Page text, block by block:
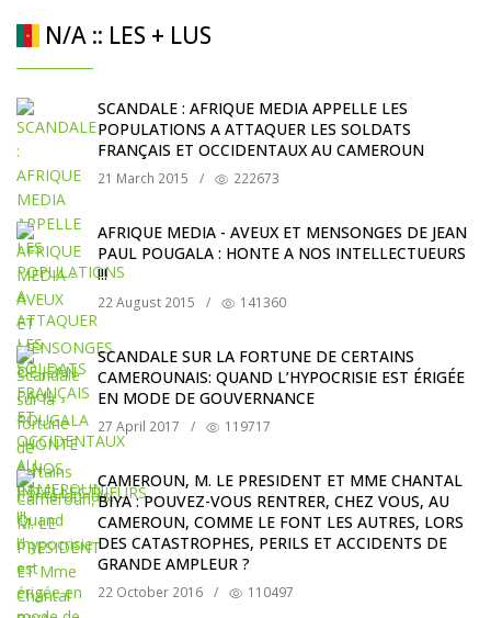
N/A :: LES + LUS
SCANDALE : AFRIQUE MEDIA APPELLE LES
POPULATIONS A ATTAQUER LES SOLDATS
FRANÇAIS ET OCCIDENTAUX AU CAMEROUN
21 March 2015 / 222673
AFRIQUE MEDIA - AVEUX ET MENSONGES DE JEAN
PAUL POUGALA : HONTE A NOS INTELLECTUEURS
!!!
22 August 2015 / 141360
SCANDALE SUR LA FORTUNE DE CERTAINS
CAMEROUNAIS: QUAND L’HYPOCRISIE EST ÉRIGÉE
EN MODE DE GOUVERNANCE
27 April 2017 / 119717
CAMEROUN, M. LE PRESIDENT ET MME CHANTAL
BIYA : POUVEZ-VOUS RENTRER, CHEZ VOUS, AU
CAMEROUN, COMME LE FONT LES AUTRES, LORS
DES CATASTROPHES, PERILS ET ACCIDENTS DE
GRANDE AMPLEUR ?
22 October 2016 / 110497